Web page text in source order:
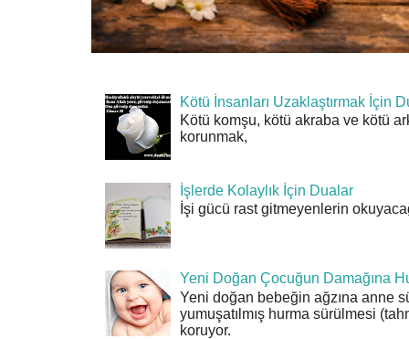
Kötü İnsanları Uzaklaştırmak İçin
Kötü komşu, kötü akraba ve kötü
korunmak,
İşlerde Kolaylık İçin Dualar
İşi gücü rast gitmeyenlerin
Yeni Doğan Çocuğun Damağına
Yeni doğan bebeğin ağzına anne
yumuşatılmış hurma sürülmesi
koruyor.